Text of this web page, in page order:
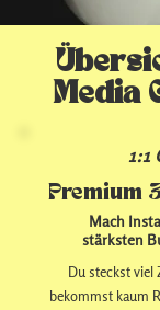
Media
1:1
Premium
Mach
stärksten
Du steckst viel
bekommst kaum